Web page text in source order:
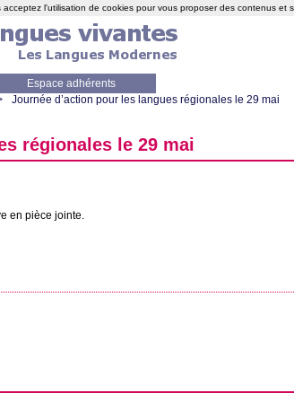
Espace adhérents
Journée d’action pour les langues régionales le 29 mai
régionales le 29 mai
en pièce jointe.
l'utilisation de cookies pour vous proposer des contenus et